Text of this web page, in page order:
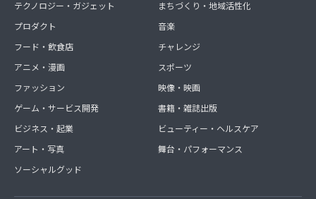
テクノロジー・ガジェット
プロダクト
フード・飲食店
アニメ・漫画
ファッション
ゲーム・サービス開発
ビジネス・起業
アート・写真
ソーシャルグッド
まちづくり・地域活性化
音楽
チャレンジ
スポーツ
映像・映画
書籍・雑誌出版
ビューティー・ヘルスケア
舞台・パフォーマンス